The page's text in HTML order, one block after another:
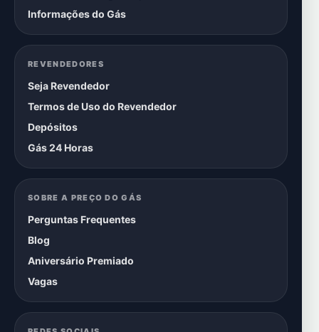
Informações do Gás
REVENDEDORES
Seja Revendedor
Termos de Uso do Revendedor
Depósitos
Gás 24 Horas
SOBRE A PREÇO DO GÁS
Perguntas Frequentes
Blog
Aniversário Premiado
Vagas